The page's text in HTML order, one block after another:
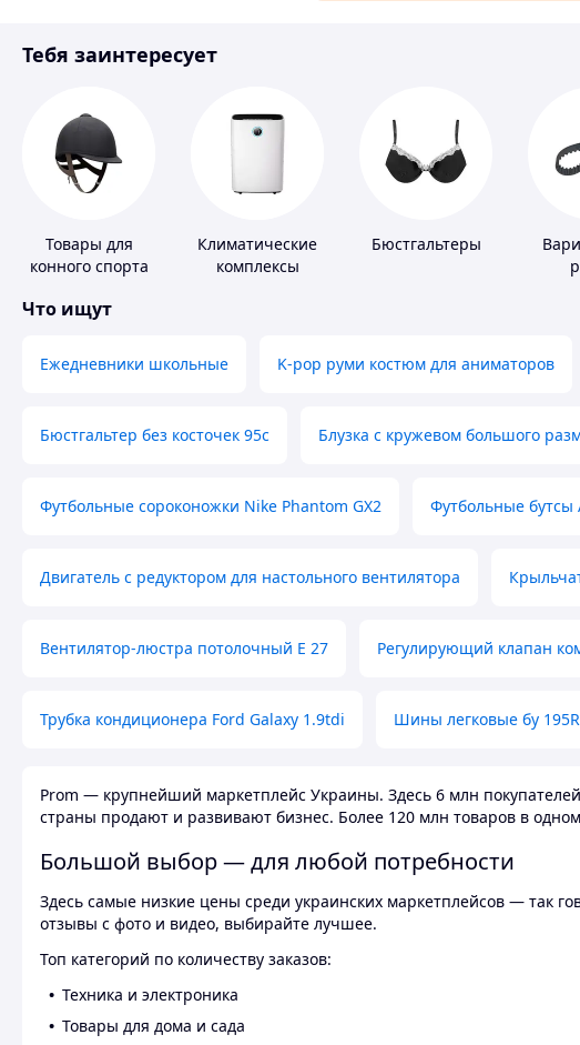
Спорт и отдых
Тебя заинтересует
Товары для
конного спорта
Климатические
комплексы
Бюстгальтеры
Что ищут
Ежедневники школьные K-pop руми костюм для аниматоров
Бюстгальтер без косточек 95с Блузка с кружевом большого
Футбольные сороконожки Nike Phantom GX2 Футбольные бутсы
Двигатель с редуктором для настольного вентилятора
Вентилятор-люстра потолочный E 27 Регулирующий клапан
Трубка кондиционера Ford Galaxy 1.9tdi Шины легковые бу
Prom — крупнейший маркетплейс Украины. Здесь 6 млн
страны продают и развивают бизнес. Более 120 млн товаров в
Большой выбор — для любой потребности
Здесь самые низкие цены среди украинских маркетплейсов — так
отзывы с фото и видео, выбирайте лучшее.
Топ категорий по количеству заказов:
Техника и электроника
Товары для дома и сада